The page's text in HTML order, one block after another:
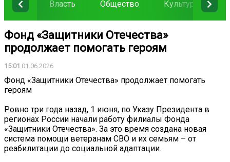
Власть Общество Культура
Фонд «Защитники Отечества»
продолжает помогать героям
15:01 01.06.2026
Фонд «Защитники Отечества» продолжает помогать
героям
Ровно три года назад, 1 июня, по Указу Президента в
регионах России начали работу филиалы Фонда
«Защитники Отечества». За это время создана новая
система помощи ветеранам СВО и их семьям – от
реабилитации до социальной адаптации.